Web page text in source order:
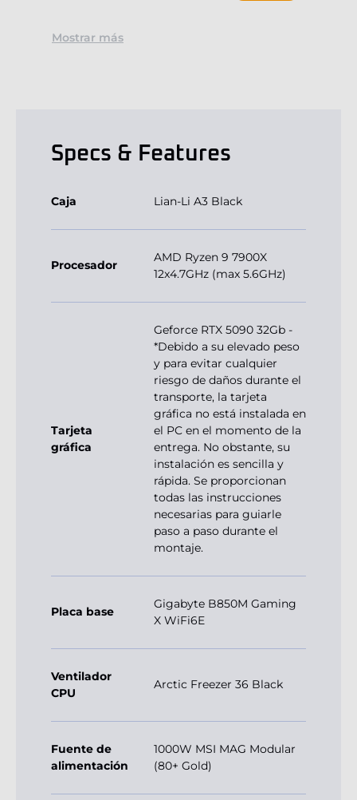
Mostrar más
Specs & Features
Caja Lian-Li A3 Black
Procesador
AMD Ryzen 9 7900X
12x4.7GHz (max 5.6GHz)
Tarjeta
gráfica
Geforce RTX 5090 32Gb -
*Debido a su elevado peso
y para evitar cualquier
riesgo de daños durante el
transporte, la tarjeta
gráfica no está instalada en
el PC en el momento de la
entrega. No obstante, su
instalación es sencilla y
rápida. Se proporcionan
todas las instrucciones
necesarias para guiarle
paso a paso durante el
montaje.
Placa base
Gigabyte B850M Gaming
X WiFi6E
Ventilador
CPU
Arctic Freezer 36 Black
Fuente de
alimentación
1000W MSI MAG Modular
(80+ Gold)